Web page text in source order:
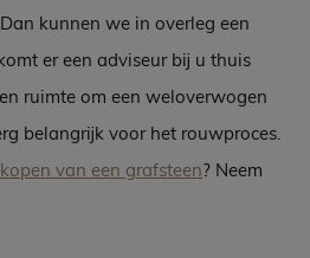
kunnen we in overleg een
er een adviseur bij u thuis
ruimte om een weloverwogen
belangrijk voor het rouwproces.
van een grafsteen? Neem